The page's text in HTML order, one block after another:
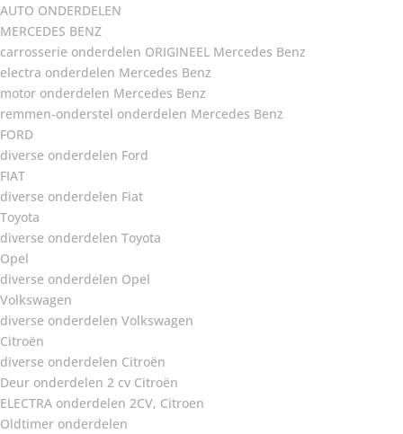
AUTO ONDERDELEN
MERCEDES BENZ
carrosserie onderdelen ORIGINEEL Mercedes Benz
electra onderdelen Mercedes Benz
motor onderdelen Mercedes Benz
remmen-onderstel onderdelen Mercedes Benz
FORD
diverse onderdelen Ford
FIAT
diverse onderdelen Fiat
Toyota
diverse onderdelen Toyota
Opel
diverse onderdelen Opel
Volkswagen
diverse onderdelen Volkswagen
Citroën
diverse onderdelen Citroën
Deur onderdelen 2 cv Citroën
ELECTRA onderdelen 2CV, Citroen
Oldtimer onderdelen